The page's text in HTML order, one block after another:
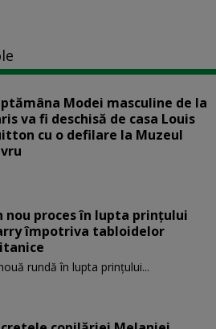
Modei masculine de la
va fi deschisă de casa Louis
cu o defilare la Muzeul
nou proces în lupta prinţului
împotriva tabloidelor
rundă în lupta prinţului...